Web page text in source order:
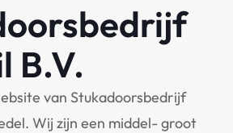
B.V.
van Stukadoorsbedrijf
Wij zijn een middel- groot